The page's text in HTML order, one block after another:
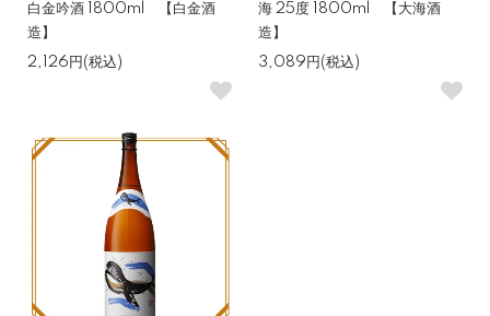
白金吟酒 1800ml 【白金酒
造】
2,126円(税込)
海 25度 1800ml 【大海酒
造】
3,089円(税込)